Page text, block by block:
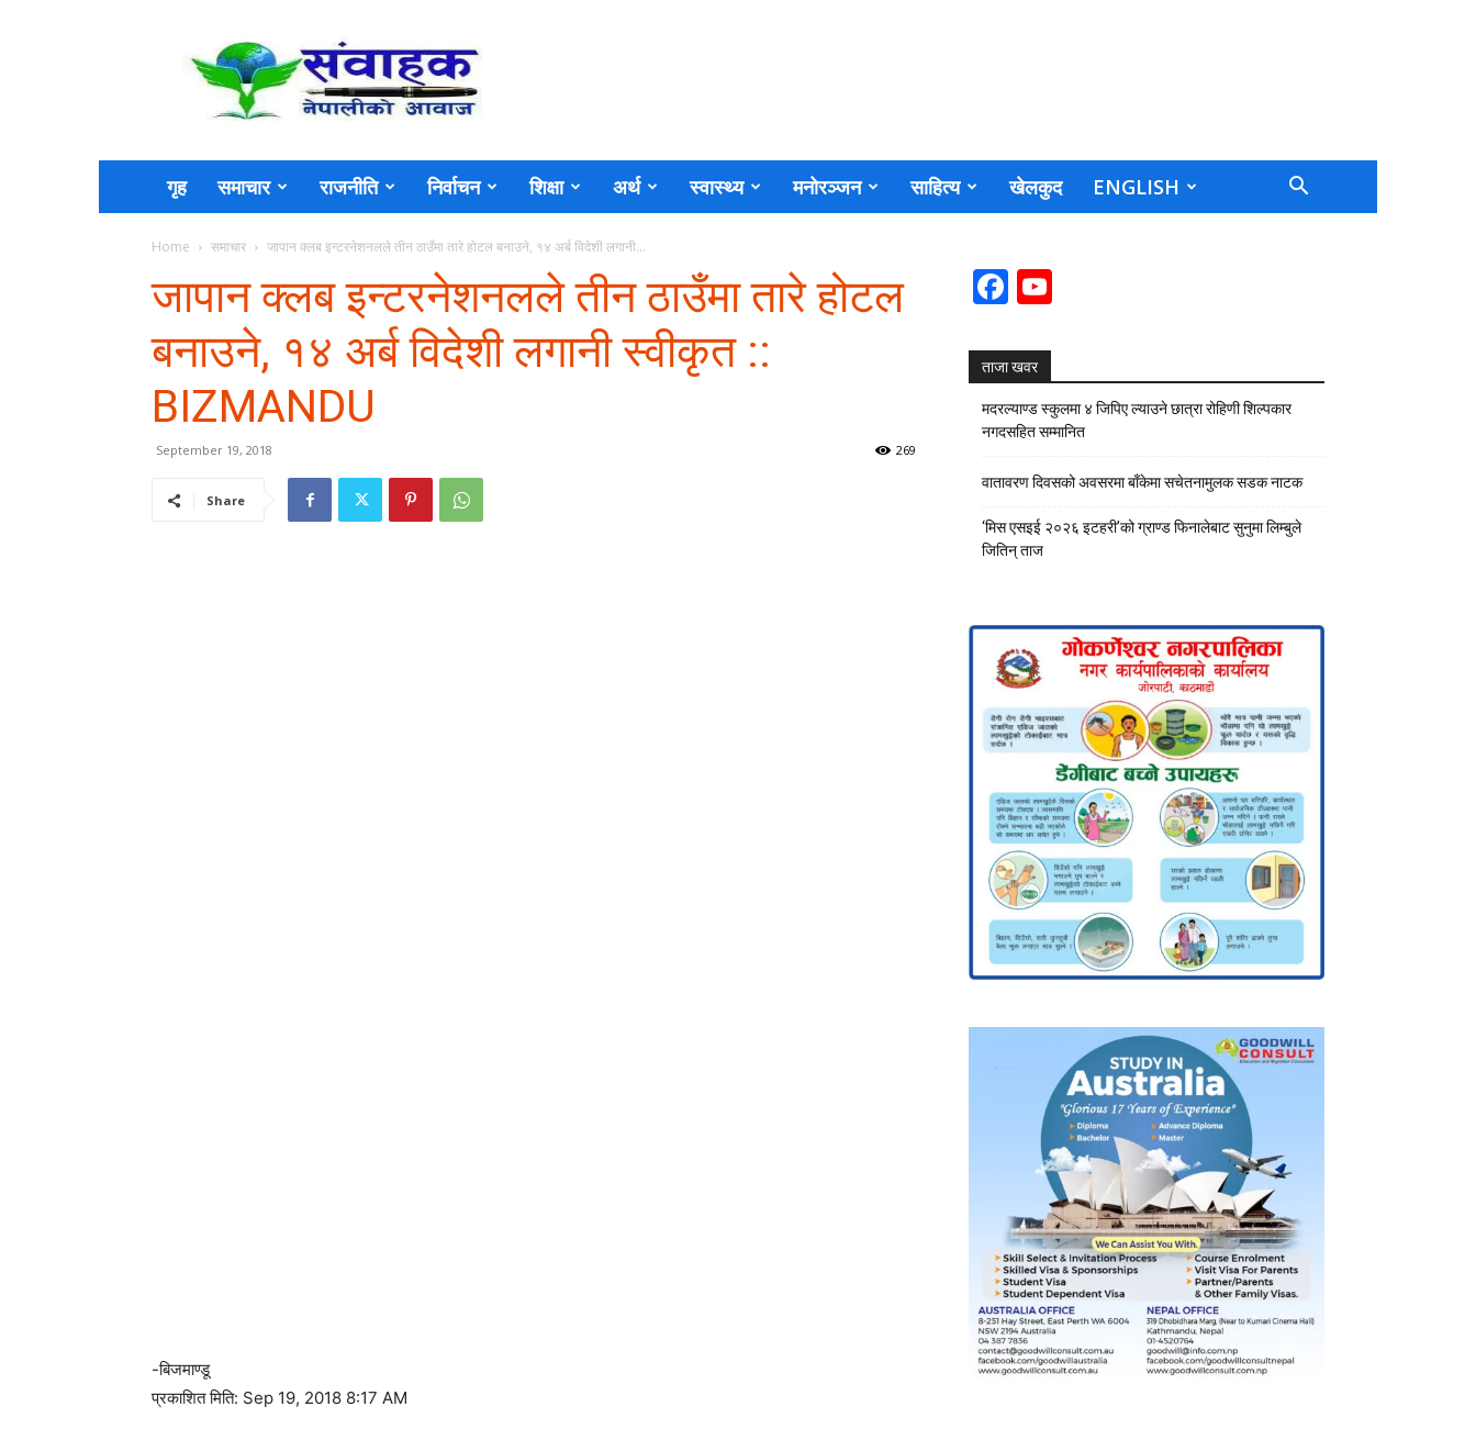
Sambahak
गृह समाचार राजनीति निर्वाचन शिक्षा अर्थ स्वास्थ्य मनोरञ्जन साहित्य खेलकुद ENGLISH
Home समाचार जापान क्लब इन्टरनेशनलले तीन ठाउँमा तारे होटल बनाउने, १४ अर्ब विदेशी लगानी...
जापान क्लब इन्टरनेशनलले तीन ठाउँमा तारे होटल
बनाउने, १४ अर्ब विदेशी लगानी स्वीकृत ::
BIZMANDU
September 19, 2018 269
Share
-बिजमाण्डू
प्रकाशित मिति: Sep 19, 2018 8:17 AM
Facebook
ताजा खवर
मदरल्याण्ड स्कुलमा ४ जिपिए ल्याउने छात्रा रोहिणी शिल्पकार
नगदसहित सम्मानित
वातावरण दिवसको अवसरमा बाँकेमा सचेतनामुलक सडक नाटक
‘मिस एसइई २०२६ इटहरी’को ग्राण्ड फिनालेबाट सुनुमा लिम्बुले
जितिन् ताज